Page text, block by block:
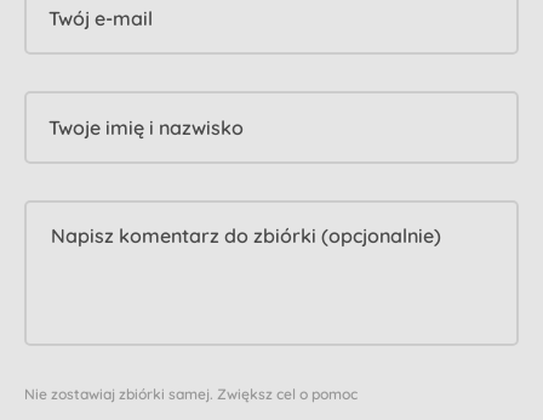
Twój e-mail
Twoje imię i nazwisko
Nie zostawiaj zbiórki samej. Zwiększ cel o pomoc